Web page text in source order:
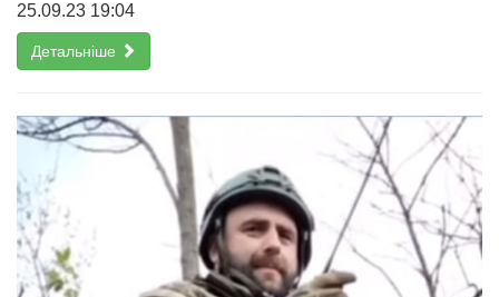
25.09.23 19:04
Детальніше